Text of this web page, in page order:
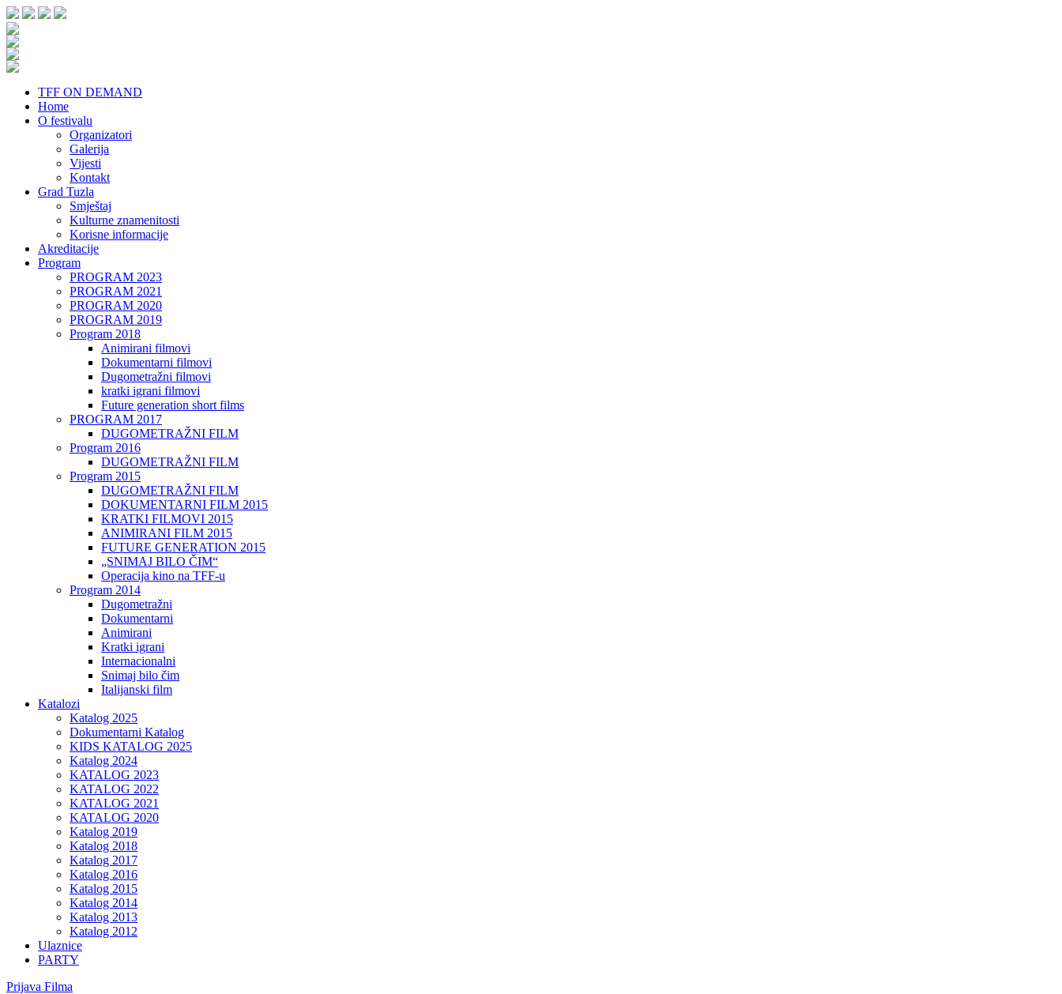
TFF ON DEMAND
Home
O festivalu
Organizatori
Galerija
Vijesti
Kontakt
Grad Tuzla
Smještaj
Kulturne znamenitosti
Korisne informacije
Akreditacije
Program
PROGRAM 2023
PROGRAM 2021
PROGRAM 2020
PROGRAM 2019
Program 2018
Animirani filmovi
Dokumentarni filmovi
Dugometražni filmovi
kratki igrani filmovi
Future generation short films
PROGRAM 2017
DUGOMETRAŽNI FILM
Program 2016
DUGOMETRAŽNI FILM
Program 2015
DUGOMETRAŽNI FILM
DOKUMENTARNI FILM 2015
KRATKI FILMOVI 2015
ANIMIRANI FILM 2015
FUTURE GENERATION 2015
„SNIMAJ BILO ČIM“
Operacija kino na TFF-u
Program 2014
Dugometražni
Dokumentarni
Animirani
Kratki igrani
Internacionalni
Snimaj bilo čim
Italijanski film
Katalozi
Katalog 2025
Dokumentarni Katalog
KIDS KATALOG 2025
Katalog 2024
KATALOG 2023
KATALOG 2022
KATALOG 2021
KATALOG 2020
Katalog 2019
Katalog 2018
Katalog 2017
Katalog 2016
Katalog 2015
Katalog 2014
Katalog 2013
Katalog 2012
Ulaznice
PARTY
Prijava Filma